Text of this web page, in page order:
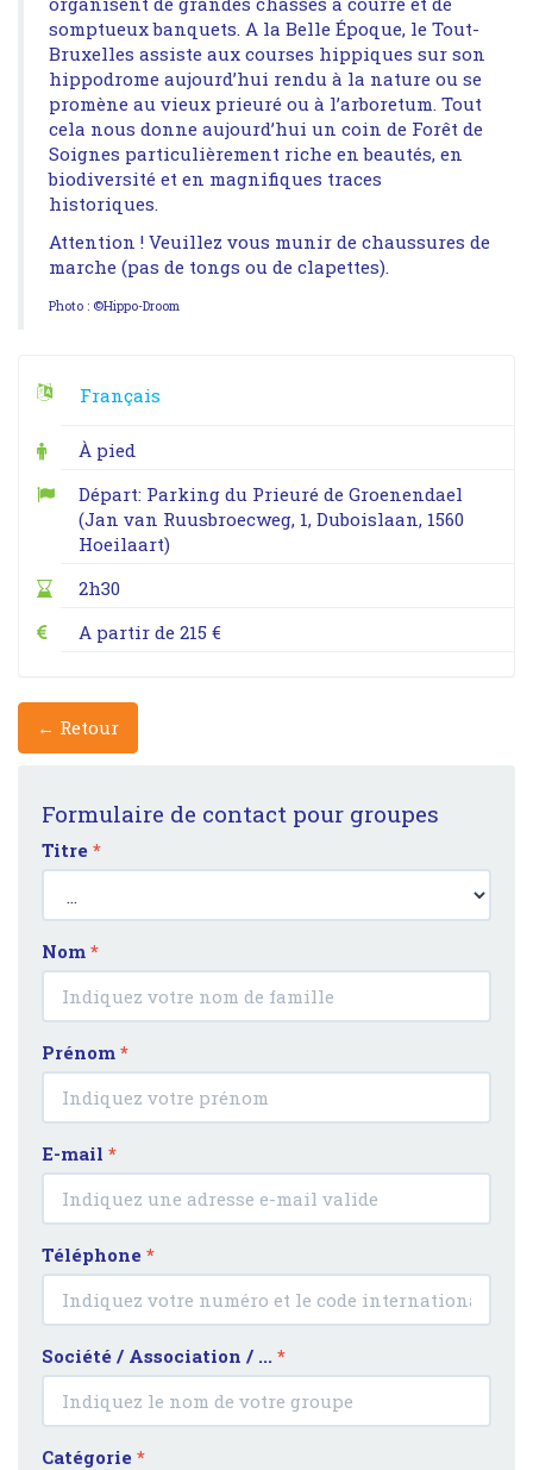
somptueux banquets. A la Belle Époque, le Tout-
Bruxelles assiste aux courses hippiques sur son
hippodrome aujourd’hui rendu à la nature ou se
promène au vieux prieuré ou à l’arboretum. Tout
cela nous donne aujourd’hui un coin de Forêt de
Soignes particulièrement riche en beautés, en
biodiversité et en magnifiques traces
historiques.
Attention ! Veuillez vous munir de chaussures de
marche (pas de tongs ou de clapettes).
Photo : ©Hippo-Droom
Français
À pied
Départ: Parking du Prieuré de Groenendael
(Jan van Ruusbroecweg, 1, Duboislaan, 1560
Hoeilaart)
2h30
A partir de 215 €
← Retour
Formulaire de contact pour groupes
Titre *
Nom *
Prénom *
E-mail *
Téléphone *
Société / Association / ... *
Catégorie *